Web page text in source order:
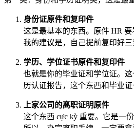
身份证原件和复印件
这是最基本的东西。原件 HR
我的建议是，自己提前复印好
学历、学位证书原件和复印件
也就是你的毕业证和学位证。
历认证报告，这个东西和毕业证
上家公司的离职证明原件
这个东西 cực kỳ 重要。它是一